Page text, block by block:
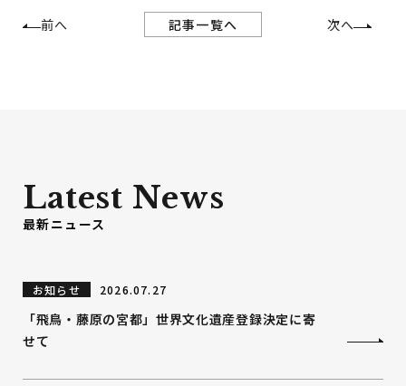
前へ 記事一覧へ 次へ
Latest News
最新ニュース
お知らせ 2026.07.27
「飛鳥・藤原の宮都」世界文化遺産登録決定に寄
せて